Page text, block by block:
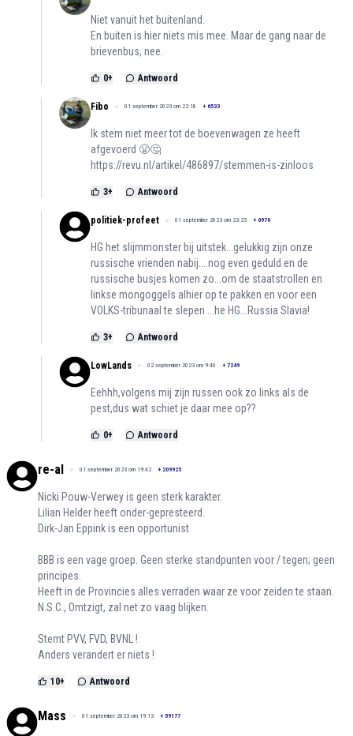
Niet vanuit het buitenland.
En buiten is hier niets mis mee. Maar de gang naar de
brievenbus, nee.
0+ Antwoord
Fibo 01 september 2023 om 22:18 + 6533
Ik stem niet meer tot de boevenwagen ze heeft
afgevoerd 😤🤔
https://revu.nl/artikel/486897/stemmen-is-zinloos
3+ Antwoord
politiek-profeet 01 september 2023 om 23:25 + 6970
HG het slijmmonster bij uitstek...gelukkig zijn onze
russische vrienden nabij....nog even geduld en de
russische busjes komen zo...om de staatstrollen en
linkse mongoggels alhier op te pakken en voor een
VOLKS-tribunaal te slepen ...he HG...Russia Slavia!
3+ Antwoord
LowLands 02 september 2023 om 9:40 + 7249
Eehhh,volgens mij zijn russen ook zo links als de
pest,dus wat schiet je daar mee op??
0+ Antwoord
re-al 01 september 2023 om 19:42 + 209925
Nicki Pouw-Verwey is geen sterk karakter.
Lilian Helder heeft onder-gepresteerd.
Dirk-Jan Eppink is een opportunist.
BBB is een vage groep. Geen sterke standpunten voor / tegen; geen
principes.
Heeft in de Provincies alles verraden waar ze voor zeiden te staan.
N.S.C., Omtzigt, zal net zo vaag blijken.
Stemt PVV, FVD, BVNL !
Anders verandert er niets !
10+ Antwoord
Mass 01 september 2023 om 19:13 + 59177